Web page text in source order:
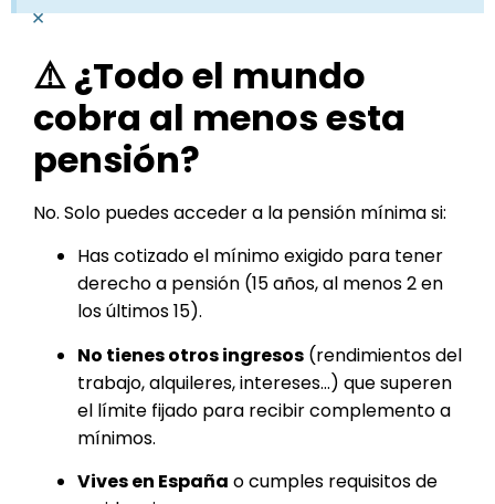
×
⚠️ ¿Todo el mundo
cobra al menos esta
pensión?
No. Solo puedes acceder a la pensión mínima si:
Has cotizado el mínimo exigido para tener
derecho a pensión (15 años, al menos 2 en
los últimos 15).
No tienes otros ingresos (rendimientos del
trabajo, alquileres, intereses…) que superen
el límite fijado para recibir complemento a
mínimos.
Vives en España o cumples requisitos de